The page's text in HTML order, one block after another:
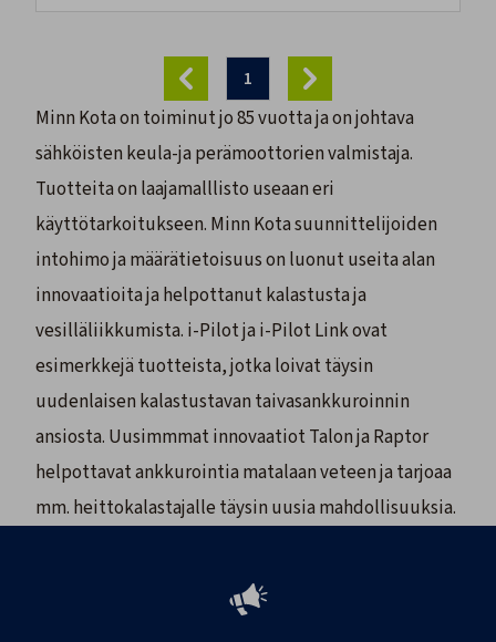
1
Minn Kota on toiminut jo 85 vuotta ja on johtava
sähköisten keula-ja perämoottorien valmistaja.
Tuotteita on laajamalllisto useaan eri
käyttötarkoitukseen. Minn Kota suunnittelijoiden
intohimo ja määrätietoisuus on luonut useita alan
innovaatioita ja helpottanut kalastusta ja
vesilläliikkumista. i-Pilot ja i-Pilot Link ovat
esimerkkejä tuotteista, jotka loivat täysin
uudenlaisen kalastustavan taivasankkuroinnin
ansiosta. Uusimmmat innovaatiot Talon ja Raptor
helpottavat ankkurointia matalaan veteen ja tarjoaa
mm. heittokalastajalle täysin uusia mahdollisuuksia.